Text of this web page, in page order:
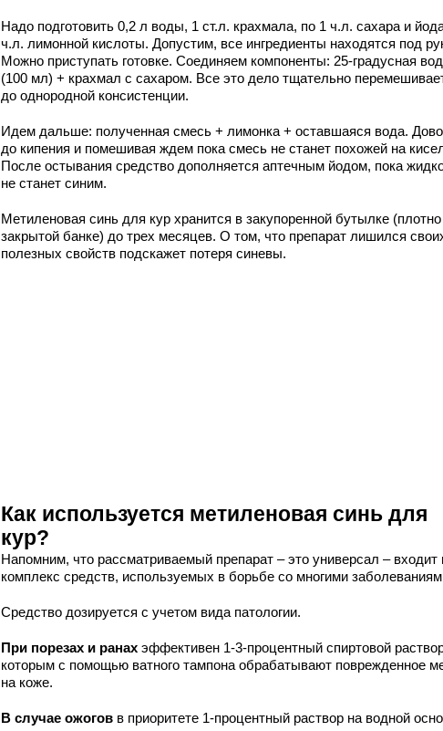
Надо подготовить 0,2 л воды, 1 ст.л. крахмала, по 1 ч.л. сахара и
ч.л. лимонной кислоты. Допустим, все ингредиенты находятся под
Можно приступать готовке. Соединяем компоненты: 25-градусная
(100 мл) + крахмал с сахаром. Все это дело тщательно
до однородной консистенции.
Идем дальше: полученная смесь + лимонка + оставшаяся вода.
до кипения и помешивая ждем пока смесь не станет похожей на
После остывания средство дополняется аптечным йодом, пока
не станет синим.
Метиленовая синь для кур хранится в закупоренной бутылке (плотно
закрытой банке) до трех месяцев. О том, что препарат лишился
полезных свойств подскажет потеря синевы.
Как используется метиленовая синь для
кур?
Напомним, что рассматриваемый препарат – это универсал – входит
комплекс средств, используемых в борьбе со многими
Средство дозируется с учетом вида патологии.
При порезах и ранах эффективен 1-3-процентный спиртовой
которым с помощью ватного тампона обрабатывают поврежденное
на коже.
В случае ожогов в приоритете 1-процентный раствор на водной